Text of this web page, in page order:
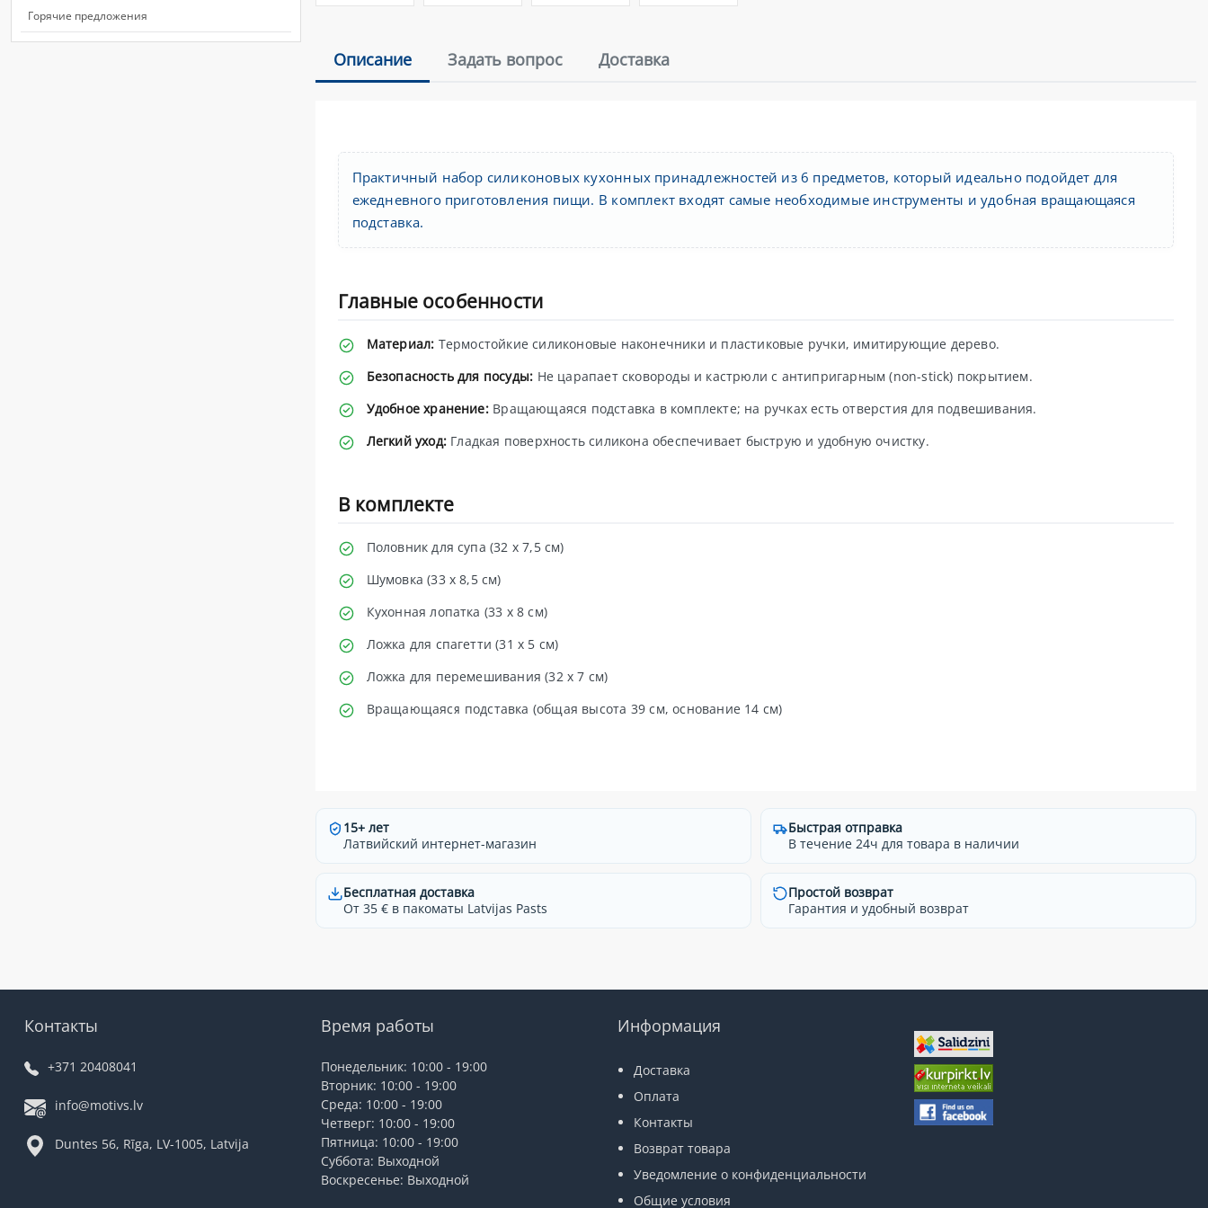
Горячие предложения
Описание Задать вопрос Доставка
Практичный набор силиконовых кухонных принадлежностей из 6 предметов, который идеально подойдет для
ежедневного приготовления пищи. В комплект входят самые необходимые инструменты и удобная вращающаяся
подставка.
Главные особенности
Материал: Термостойкие силиконовые наконечники и пластиковые ручки, имитирующие дерево.
Безопасность для посуды: Не царапает сковороды и кастрюли с антипригарным (non-stick) покрытием.
Удобное хранение:Вращающаяся подставка в комплекте; на ручках есть отверстия для подвешивания.
Легкий уход:Гладкая поверхность силикона обеспечивает быструю и удобную очистку.
В комплекте
Половник для супа (32 x 7,5 см)
Шумовка (33 x 8,5 см)
Кухонная лопатка (33 x 8 см)
Ложка для спагетти (31 x 5 см)
Ложка для перемешивания (32 x 7 см)
Вращающаяся подставка (общая высота 39 см, основание 14 см)
15+ лет
Латвийский интернет-магазин
Быстрая отправка
В течение 24ч для товара в наличии
Бесплатная доставка
От 35 € в пакоматы Latvijas Pasts
Простой возврат
Гарантия и удобный возврат
Контакты
+371 20408041
info@motivs.lv
Duntes 56, Rīga, LV-1005, Latvija
Время работы
Понедельник: 10:00 - 19:00
Вторник: 10:00 - 19:00
Среда: 10:00 - 19:00
Четверг: 10:00 - 19:00
Пятница: 10:00 - 19:00
Суббота: Выходной
Воскресенье: Выходной
Информация
Доставка
Оплата
Контакты
Возврат товара
Уведомление о конфиденциальности
Общие условия